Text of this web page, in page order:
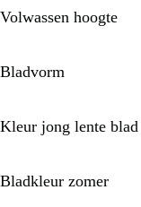
Volwassen hoogte
Bladvorm
Kleur jong lente blad
Bladkleur zomer